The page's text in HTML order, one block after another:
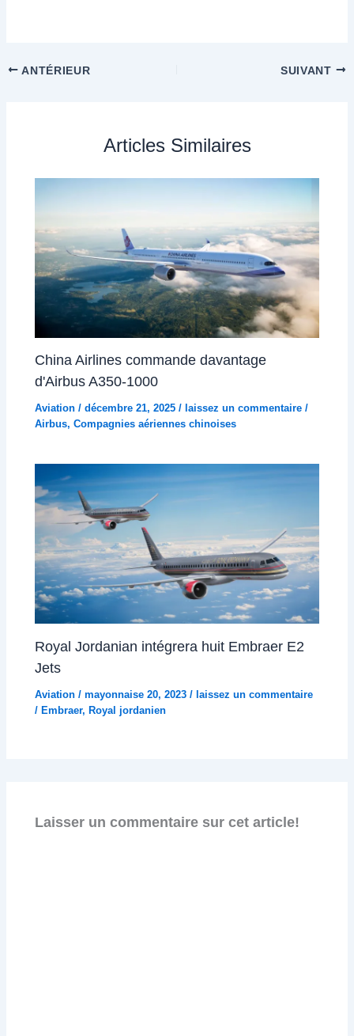
ANTÉRIEUR SUIVANT
Articles Similaires
China Airlines commande davantage
d'Airbus A350-1000
Aviation /décembre 21, 2025/ laissez un commentaire /
Airbus,Compagnies aériennes chinoises
Royal Jordanian intégrera huit Embraer E2
Jets
Aviation /mayonnaise 20, 2023/laissez un commentaire
/Embraer,Royal jordanien
Laisser un commentaire sur cet article!